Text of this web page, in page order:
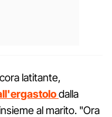
latitante,
dalla
al marito. "Ora